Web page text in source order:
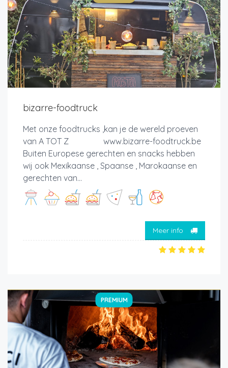
bizarre-foodtruck
Met onze foodtrucks ,kan je de wereld proeven
van A TOT Z www.bizarre-foodtruck.be
Buiten Europese gerechten en snacks hebben
wij ook Mexikaanse , Spaanse , Marokaanse en
gerechten van...
Meer info
PREMIUM